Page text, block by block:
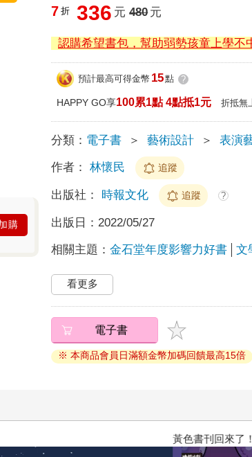
購
7 折 336 元 480元
認購希望書包，幫助弱勢孩童上學不
預計最高可得金幣 15點 ?
HAPPY GO享100累1點 4點抵1元 折抵無
分類： 電子書 ＞ 藝術設計 ＞ 表演
作者： 林懷民 追蹤
出版社： 時報文化 追蹤 ?
出版日： 2022/05/27
相關主題：金石堂年度影響力好書 文
看更多
電子書
※ 本商品會員日滿額金幣加碼回饋最高15倍
黃色書刊回來了！一起走進他的